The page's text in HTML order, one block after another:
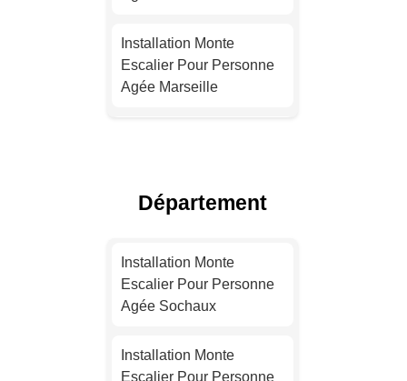
Installation Monte
Escalier Pour Personne
Agée Marseille
Département
Installation Monte
Escalier Pour Personne
Agée Sochaux
Installation Monte
Escalier Pour Personne